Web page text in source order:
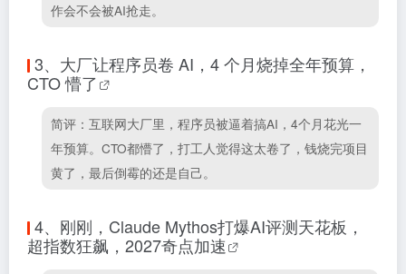
作会不会被AI抢走。
3、 大厂让程序员卷 AI，4 个月烧掉全年预算，
CTO 懵了
简评：互联网大厂里，程序员被逼着搞AI，4个月花光一
年预算。CTO都懵了，打工人觉得这太卷了，钱烧完项目
黄了，最后倒霉的还是自己。
4、 刚刚，Claude Mythos打爆AI评测天花板，
超指数狂飙，2027奇点加速